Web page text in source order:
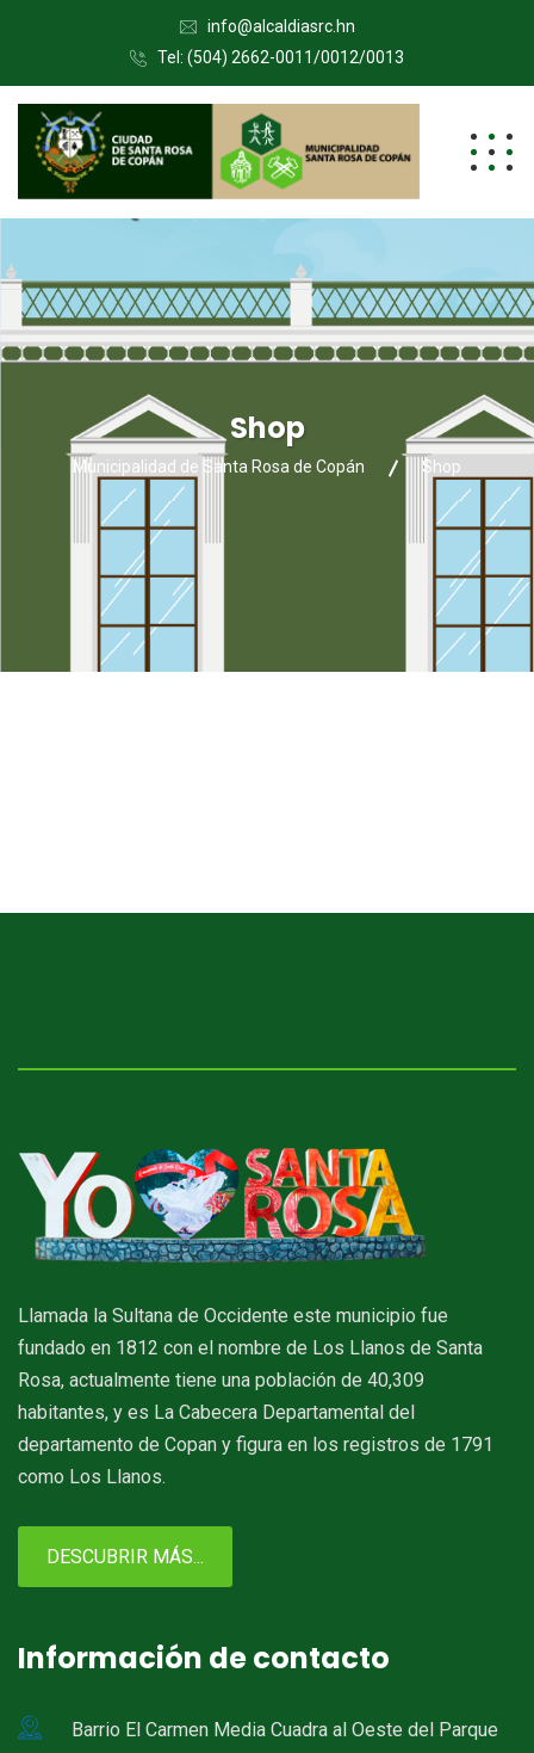
info@alcaldiasrc.hn
Tel: (504) 2662-0011/0012/0013
Shop
Municipalidad de Santa Rosa de Copán Shop
Llamada la Sultana de Occidente este municipio fue
fundado en 1812 con el nombre de Los Llanos de Santa
Rosa, actualmente tiene una población de 40,309
habitantes, y es La Cabecera Departamental del
departamento de Copan y figura en los registros de 1791
como Los Llanos.
DESCUBRIR MÁS...
Información de contacto
Barrio El Carmen Media Cuadra al Oeste del Parque